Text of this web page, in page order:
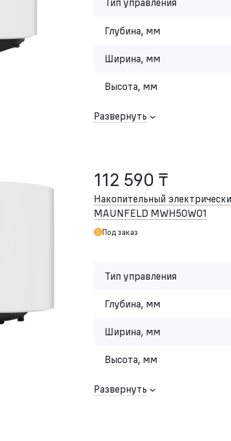
Тип управления
Глубина, мм
Ширина, мм
Высота, мм
Развернуть
112 590 ₸
Накопительный
MAUNFELD MWH50W01
Под заказ
Тип управления
Глубина, мм
Ширина, мм
Высота, мм
Развернуть